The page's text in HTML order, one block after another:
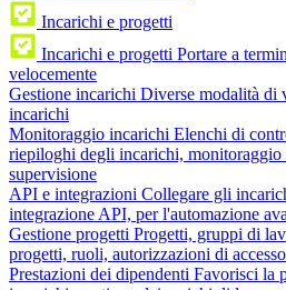
Incarichi e progetti
Incarichi e progetti Portare a
velocemente
Gestione incarichi Diverse modalità di
incarichi
Monitoraggio incarichi Elenchi di
riepiloghi degli incarichi, monitoraggio
supervisione
API e integrazioni Collegare gli
integrazione API, per l'automazione
Gestione progetti Progetti, gruppi di
progetti, ruoli, autorizzazioni di accesso
Prestazioni dei dipendenti Favorisci la